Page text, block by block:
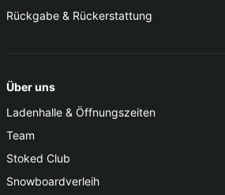
Rückgabe & Rückerstattung
Über uns
Ladenhalle & Öffnungszeiten
Team
Stoked Club
Snowboardverleih